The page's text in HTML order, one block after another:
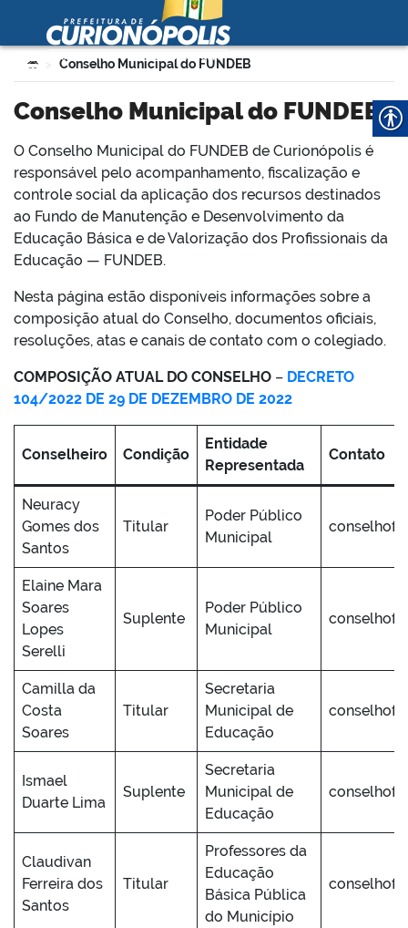
Ir para o conteúdo
Prefeitura Municipal de
Curionópolis
portal
portal
Você está aqui:
> Conselho Municipal do FUNDEB
Conselho Municipal do FUNDEB
O Conselho Municipal do FUNDEB de Curionópolis é
responsável pelo acompanhamento, fiscalização e
controle social da aplicação dos recursos destinados
ao Fundo de Manutenção e Desenvolvimento da
Educação Básica e de Valorização dos Profissionais da
Educação — FUNDEB.
Nesta página estão disponíveis informações sobre a
composição atual do Conselho, documentos oficiais,
resoluções, atas e canais de contato com o colegiado.
COMPOSIÇÃO ATUAL DO CONSELHO – DECRETO
104/2022 DE 29 DE DEZEMBRO DE 2022
Conselheiro Condição
Entidade
Representada
Contato
Neuracy
Gomes dos
Santos
Titular
Poder Público
Municipal
Elaine Mara
Soares
Lopes
Serelli
Suplente
Poder Público
Municipal
Camilla da
Costa
Soares
Titular
Secretaria
Municipal de
Educação
Ismael
Duarte Lima
Suplente
Secretaria
Municipal de
Educação
Claudivan
Ferreira dos
Santos
Titular
Professores da
Educação
Básica Pública
do Município